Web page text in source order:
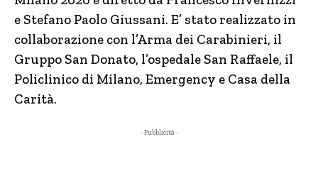
e Stefano Paolo Giussani. E’ stato realizzato in
collaborazione con l’Arma dei Carabinieri, il
Gruppo San Donato, l’ospedale San Raffaele, il
Policlinico di Milano, Emergency e Casa della
Carità.
- Pubblicità -